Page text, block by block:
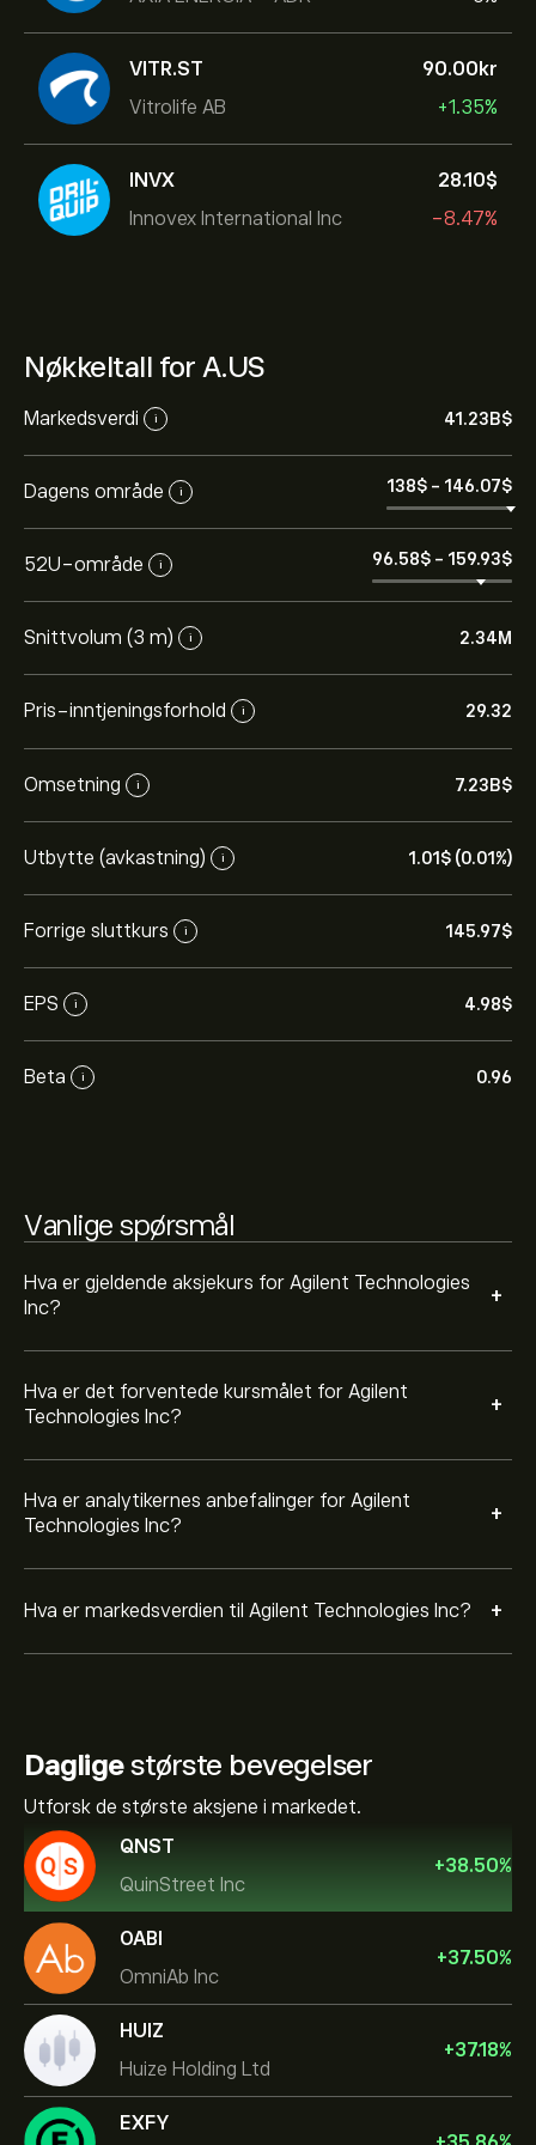
VITR.ST
Vitrolife AB
90.00‎kr‎
+1.35%
INVX
Innovex International Inc
28.10‎$‎
-8.47%
Nøkkeltall for A.US
Markedsverdi i 41.23B‎$‎
Dagens område i 138‎$‎ - 146.07‎$‎
52U-område i 96.58‎$‎ - 159.93‎$‎
Snittvolum (3 m) i 2.34M
Pris-inntjeningsforhold i 29.32
Omsetning i 7.23B‎$‎
Utbytte (avkastning) i 1.01‎$‎ (0.01%)
Forrige sluttkurs i 145.97‎$‎
EPS i 4.98‎$‎
Beta i 0.96
Vanlige spørsmål
Hva er gjeldende aksjekurs for Agilent Technologies
Inc?
+
Den nåværende prisen på A.US er 145.97‎$‎.
Hva er det forventede kursmålet for Agilent
Technologies Inc?
+
Technologies Inc er 145.97‎$‎.
på eToro for
Hva er analytikernes anbefalinger for Agilent
Technologies Inc?
+
Analytikere gir forventninger for Agilent Technologies
Inc basert på markedstrender, finansielle rapporter og
forventet vekst. Sjekk de nyeste forventningene for
fremtidige prisbevegelser.
Hva er markedsverdien til Agilent Technologies Inc? +
Dagligestørste bevegelser
Utforsk de største aksjene i markedet.
QNST
QuinStreet Inc
+38.50%
OABI
OmniAb Inc
+37.50%
HUIZ
Huize Holding Ltd
+37.18%
EXFY